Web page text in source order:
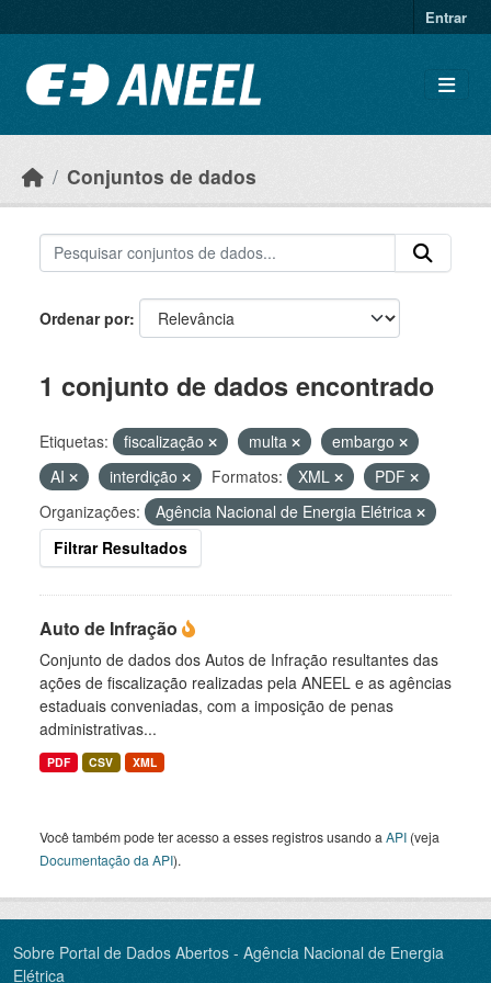
Entrar
Conjuntos de dados
Ordenar por
1 conjunto de dados encontrado
Etiquetas: fiscalização multa
embargo
AI
interdição Formatos: XML
PDF
Organizações:
Agência Nacional de Energia Elétrica
Filtrar Resultados
Auto de Infração
Conjunto de dados dos Autos de Infração resultantes das
ações de fiscalização realizadas pela ANEEL e as agências
estaduais conveniadas, com a imposição de penas
administrativas...
PDF CSV XML
Você também pode ter acesso a esses registros usando a API (veja
Documentação da API).
Sobre Portal de Dados Abertos - Agência Nacional de Energia
Elétrica